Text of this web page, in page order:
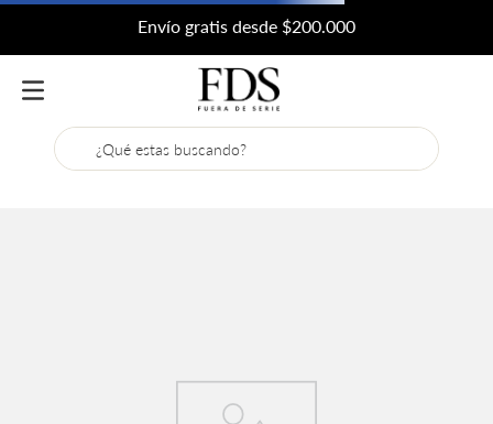
Envío gratis desde $200.000
¿Qué estas buscando?